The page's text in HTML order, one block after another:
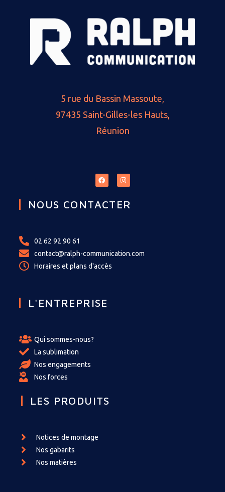
5 rue du Bassin Massoute,
97435 Saint-Gilles-les Hauts,
Réunion
NOUS CONTACTER
02 62 92 90 61
contact@ralph-communication.com
Horaires et plans d'accès
L'ENTREPRISE
Qui sommes-nous?
La sublimation
Nos engagements
Nos forces
LES PRODUITS
Notices de montage
Nos gabarits
Nos matières